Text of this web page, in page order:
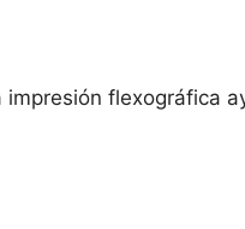
flexográfica